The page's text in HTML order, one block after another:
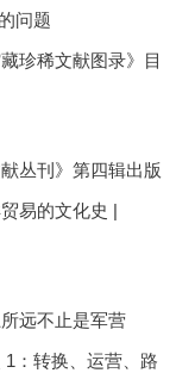
问题
珍稀文献图录》目
丛刊》第四辑出版
易的文化史 |
远不止是军营
1：转换、运营、路